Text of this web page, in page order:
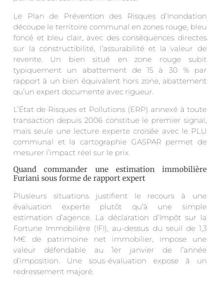
Le Plan de Prévention des Risques d’Inondation
découpe le territoire communal en zones rouge, bleu
foncé et bleu clair, avec des conséquences directes
sur la constructibilité, l’assurabilité et la valeur de
revente. Un bien situé en zone rouge subit
typiquement un abattement de 15 à 30 % par
rapport à un bien équivalent hors zone, abattement
qu’un expert documente avec rigueur.
L’État de Risques et Pollutions (ERP) annexé à toute
transaction depuis 2006 constitue le premier signal,
mais seule une lecture experte croisée avec le PLU
communal et la cartographie GASPAR permet de
mesurer l’impact réel sur le prix.
Quand commander une estimation immobilière
Furiani sous forme de rapport expert
Plusieurs situations justifient le recours à une
évaluation experte plutôt qu’à une simple
estimation d’agence. La déclaration d’Impôt sur la
Fortune Immobilière (IFI), au-dessus du seuil de 1,3
M€ de patrimoine net immobilier, impose une
valeur défendable au 1er janvier de l’année
d’imposition. Une sous-évaluation expose à un
redressement majoré.